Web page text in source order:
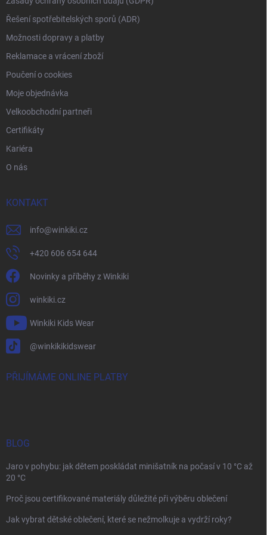
Řešení spotřebitelských sporů (ADR)
Možnosti dopravy a platby
Reklamace a vrácení zboží
Poučení o cookies
Moje objednávka
Velkoobchodní partneři
Certifikáty
Kariéra
O nás
KONTAKT
info@winkiki.cz
+420 606 654 644
Novinky a příběhy z Winkiki
winkiki.cz
Winkiki Kids Wear
@winkikikidswear
PŘIJÍMÁME ONLINE PLATBY
BLOG
Jaro v pohybu: jak dětem poskládat minišatník na počasí v 10 °C až
20 °C
Proč jsou certifikované materiály důležité při výběru oblečení
Jak vybrat dětské oblečení, které se nežmolkuje a vydrží roky?